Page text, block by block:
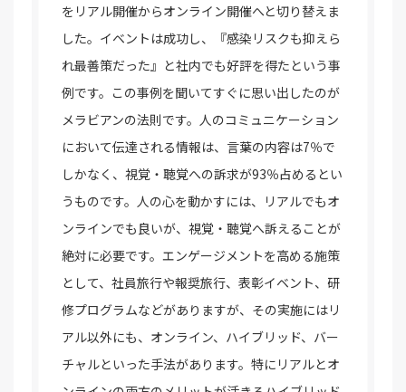
をリアル開催からオンライン開催へと切り替えま
した。イベントは成功し、『感染リスクも抑えら
れ最善策だった』と社内でも好評を得たという事
例です。この事例を聞いてすぐに思い出したのが
メラビアンの法則です。人のコミュニケーション
において伝達される情報は、言葉の内容は7％で
しかなく、視覚・聴覚への訴求が93％占めるとい
うものです。人の心を動かすには、リアルでもオ
ンラインでも良いが、視覚・聴覚へ訴えることが
絶対に必要です。エンゲージメントを高める施策
として、社員旅行や報奨旅行、表彰イベント、研
修プログラムなどがありますが、その実施にはリ
アル以外にも、オンライン、ハイブリッド、バー
チャルといった手法があります。特にリアルとオ